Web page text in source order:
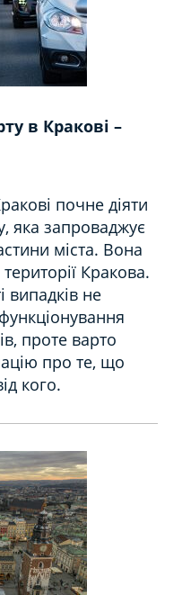
в Кракові –
почне діяти
яка запроваджує
міста. Вона
Кракова.
випадків не
проте варто
про те, що
кого.